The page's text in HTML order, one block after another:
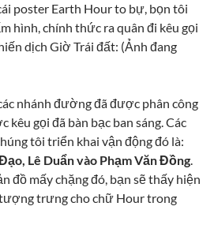
poster Earth Hour to bự, bọn tôi
hình, chính thức ra quân đi kêu gọi
dịch Giờ Trái đất: (Ảnh đang
nhánh đường đã được phân công
gọi đã bàn bạc ban sáng. Các
tôi triển khai vận động đó là:
Lê Duẩn vào Phạm Văn Đồng.
đồ mấy chặng đó, bạn sẽ thấy hiện
trưng cho chữ Hour trong